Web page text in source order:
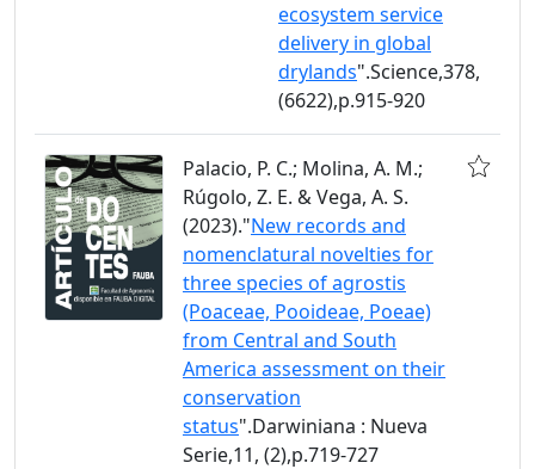
ecosystem service
delivery in global
drylands".Science,378,
(6622),p.915-920
Palacio, P. C.; Molina, A. M.;
Rúgolo, Z. E. & Vega, A. S.
(2023)."New records and
nomenclatural novelties for
three species of agrostis
(Poaceae, Pooideae, Poeae)
from Central and South
America assessment on their
conservation
status".Darwiniana : Nueva
Serie,11, (2),p.719-727